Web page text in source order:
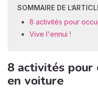
SOMMAIRE DE
8 activités pour
Vive l'ennui !
8 activités pour
en voiture